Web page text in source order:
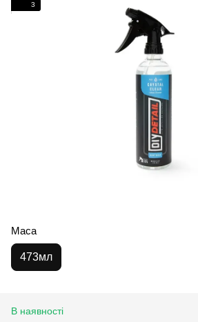
3
Маса
473мл
В наявності